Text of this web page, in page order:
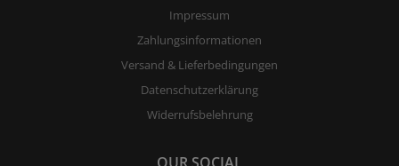
Impressum
Zahlungsinformationen
Versand & Lieferbedingungen
Datenschutzerklärung
Widerrufsbelehrung